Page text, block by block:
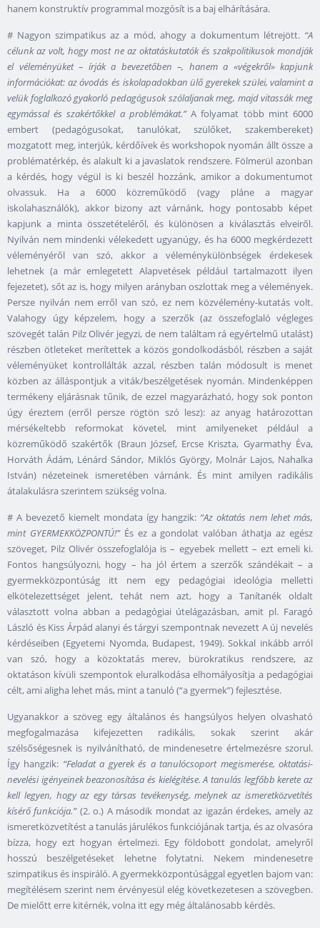
hanem konstruktív programmal mozgósít is a baj elhárítására.
# Nagyon szimpatikus az a mód, ahogy a dokumentum létrejött. “A
célunk az volt, hogy most ne az oktatáskutatók és szakpolitikusok mondják
el véleményüket – írják a bevezetőben –, hanem a «végekről» kapjunk
információkat: az óvodás és iskolapadokban ülő gyerekek szülei, valamint a
velük foglalkozó gyakorló pedagógusok szólaljanak meg, majd vitassák meg
egymással és szakértőkkel a problémákat.”A folyamat több mint 6000
embert (pedagógusokat, tanulókat, szülőket, szakembereket)
mozgatott meg, interjúk, kérdőívek és workshopok nyomán állt össze a
problématérkép, és alakult ki a javaslatok rendszere. Fölmerül azonban
a kérdés, hogy végül is ki beszél hozzánk, amikor a dokumentumot
olvassuk. Ha a 6000 közreműködő (vagy pláne a magyar
iskolahasználók), akkor bizony azt várnánk, hogy pontosabb képet
kapjunk a minta összetételéről, és különösen a kiválasztás elveiről.
Nyilván nem mindenki vélekedett ugyanúgy, és ha 6000 megkérdezett
véleményéről van szó, akkor a véleménykülönbségek érdekesek
lehetnek (a már emlegetett Alapvetések például tartalmazott ilyen
fejezetet), sőt az is, hogy milyen arányban oszlottak meg a vélemények.
Persze nyilván nem erről van szó, ez nem közvélemény-kutatás volt.
Valahogy úgy képzelem, hogy a szerzők (az összefoglaló végleges
szövegét talán Pilz Olivér jegyzi, de nem találtam rá egyértelmű utalást)
részben ötleteket merítettek a közös gondolkodásból, részben a saját
véleményüket kontrollálták azzal, részben talán módosult is menet
közben az álláspontjuk a viták/beszélgetések nyomán. Mindenképpen
termékeny eljárásnak tűnik, de ezzel magyarázható, hogy sok ponton
úgy éreztem (erről persze rögtön szó lesz): az anyag határozottan
mérsékeltebb reformokat követel, mint amilyeneket például a
közreműködő szakértők (Braun József, Ercse Kriszta, Gyarmathy Éva,
Horváth Ádám, Lénárd Sándor, Miklós György, Molnár Lajos, Nahalka
István) nézeteinek ismeretében várnánk. És mint amilyen radikális
átalakulásra szerintem szükség volna.
# A bevezető kiemelt mondata így hangzik: “Az oktatás nem lehet más,
mint GYERMEKKÖZPONTÚ!”És ez a gondolat valóban áthatja az egész
szöveget, Pilz Olivér összefoglalója is – egyebek mellett – ezt emeli ki.
Fontos hangsúlyozni, hogy – ha jól értem a szerzők szándékait – a
gyermekközpontúság itt nem egy pedagógiai ideológia melletti
elkötelezettséget jelent, tehát nem azt, hogy a Tanítanék oldalt
választott volna abban a pedagógiai útelágazásban, amit pl. Faragó
László és Kiss Árpád alanyi és tárgyi szempontnak nevezett A új nevelés
kérdéseiben (Egyetemi Nyomda, Budapest, 1949). Sokkal inkább arról
van szó, hogy a közoktatás merev, bürokratikus rendszere, az
oktatáson kívüli szempontok eluralkodása elhomályosítja a pedagógiai
célt, ami aligha lehet más, mint a tanuló (“a gyermek”) fejlesztése.
Ugyanakkor a szöveg egy általános és hangsúlyos helyen olvasható
megfogalmazása kifejezetten radikális, sokak szerint akár
szélsőségesnek is nyilvánítható, de mindenesetre értelmezésre szorul.
Így hangzik: “Feladat a gyerek és a tanulócsoport megismerése, oktatási-
nevelési igényeinek beazonosítása és kielégítése. A tanulás legfőbb kerete az
kell legyen, hogy az egy társas tevékenység, melynek az ismeretközvetítés
kísérő funkciója.”(2. o.) A második mondat az igazán érdekes, amely az
ismeretközvetítést a tanulás járulékos funkciójának tartja, és az olvasóra
bízza, hogy ezt hogyan értelmezi. Egy földobott gondolat, amelyről
hosszú beszélgetéseket lehetne folytatni. Nekem mindenesetre
szimpatikus és inspiráló. A gyermekközpontúsággal egyetlen bajom van:
megítélésem szerint nem érvényesül elég következetesen a szövegben.
De mielőtt erre kitérnék, volna itt egy még általánosabb kérdés.